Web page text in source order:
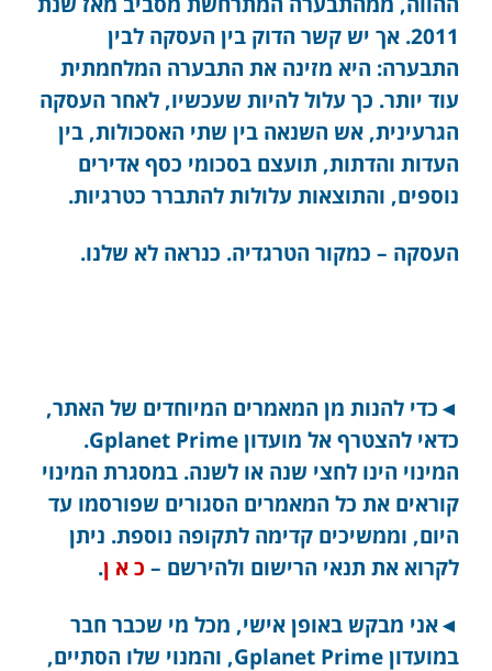
2011. אך יש קשר הדוק בין העסקה לבין
התבערה: היא מזינה את התבערה המלחמתית
עוד יותר. כך עלול להיות שעכשיו, לאחר העסקה
הגרעינית, אש השנאה בין שתי האסכולות, בין
העדות והדתות, תועצם בסכומי כסף אדירים
נוספים, והתוצאות עלולות להתברר כטרגיות.
העסקה – כמקור הטרגדיה. כנראה לא שלנו.
◄כדי להנות מן המאמרים המיוחדים של האתר,
כדאי להצטרף אל מועדון Gplanet Prime.
המינוי הינו לחצי שנה או לשנה. במסגרת המינוי
קוראים את כל המאמרים הסגורים שפורסמו עד
היום, וממשיכים קדימה לתקופה נוספת. ניתן
לקרוא את תנאי הרישום ולהירשם – כ א ן.
◄אני מבקש באופן אישי, מכל מי שכבר חבר
במועדון Gplanet Prime, והמנוי שלו הסתיים,